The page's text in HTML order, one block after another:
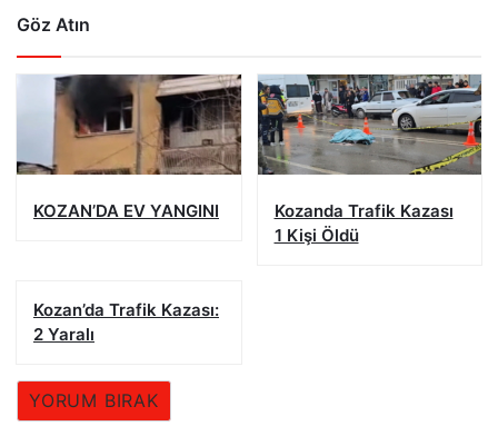
Göz Atın
KOZAN’DA EV YANGINI
Kozanda Trafik Kazası
1 Kişi Öldü
Kozan’da Trafik Kazası:
2 Yaralı
YORUM BIRAK